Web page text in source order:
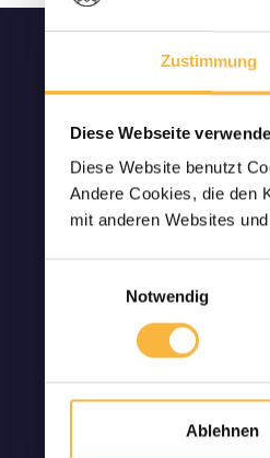
Zustimmung
Diese Webseite
Diese Website benutzt
Andere Cookies, die den
mit anderen Websites
Notwendig
Ablehnen
Garantie de
Jusqu’à votre